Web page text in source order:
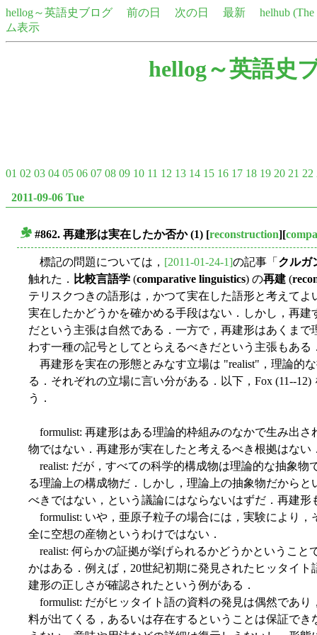
hellog～英語史ブログ 前の日 次の日 最新
helhub
ム表示
hellog～英語史
01 02 03 04 05 06 07 08 09 10 11 12 13 14 15 16 17 18 19 20 21 22
2011-09-06 Tue
#862. 再建形は実在したか否か (1) [reconstruction][
標記の問題については， [2011-01-24-1]の記事「 クルガ
触れた． 比較言語学 (comparative linguistics) の再建 (
テリスクつきの語形は，かつて実在した語形と考えて
実在したかどうかを確かめる手段はない．しかし，再
だという主張は自然である．一方で，再建形はあくま
わす一種の記号としてとらえるべきだという主張もあ
再建形を実在の形態とみなす立場は "realist"，理論的
る．それぞれの立場に言い分がある．以下，Fox (11--
う．
formulist: 再建形はある理論的枠組みのなかで生み出
物ではない．再建形が実在したと考えるべき根拠はない
realist: だが，すべての科学的構成物は理論的な抽象物
る理論上の構成物だ．しかし，理論上の抽象物だから
べきではない，という議論にはならないはずだ．再建形
formulist: いや，亜原子粒子の場合には，実験により
全に空想の産物というわけではない．
realist: 何らかの証拠が挙げられるかどうかということ
かはある．例えば，20世紀初期に発見されたヒッタイト
建形の正しさが確認されたという例がある．
formulist: だがヒッタイト語の資料の発見は偶然であ
料が出てくる，あるいは存在するということは保証で